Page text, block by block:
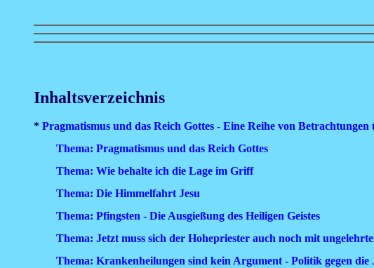
Inhaltsverzeichnis
* Pragmatismus und das Reich Gottes - Eine Reihe von
Thema: Pragmatismus und das Reich Gottes
Thema: Wie behalte ich die Lage im Griff
Thema: Die Himmelfahrt Jesu
Thema: Pfingsten - Die Ausgießung des Heiligen Geistes
Thema: Jetzt muss sich der Hohepriester auch noch mit
Thema: Krankenheilungen sind kein Argument - Politik gegen die